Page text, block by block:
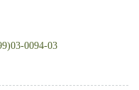
0094-03